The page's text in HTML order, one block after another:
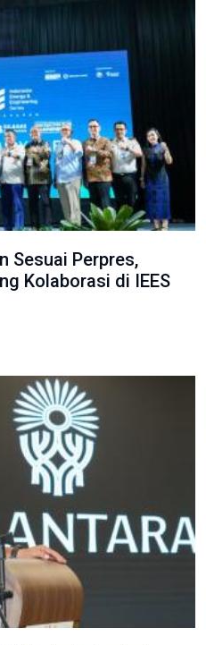
Sesuai Perpres,
Kolaborasi di IEES